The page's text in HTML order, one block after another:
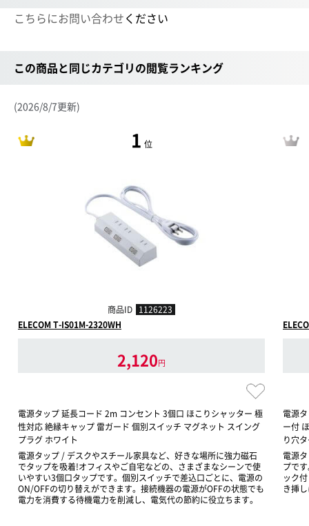
こちらにお問い合わせください
この商品と同じカテゴリの閲覧ランキング
(2026/8/7更新)
1 位
商品ID 1126223
ELECOM T-IS01M-2320WH
2,120円
電源タップ 延長コード 2m コンセント 3個口 ほこりシャッター 極
性対応 絶縁キャップ 雷ガード 個別スイッチ マグネット スイング
プラグ ホワイト
電源タップ / デスクやスチール家具など、好きな場所に強力磁石
でタップを吸着!オフィスやご自宅などの、さまざまなシーンで使
いやすい3個口タップです。個別スイッチで差込口ごとに、電源の
ON/OFFの切り替えができます。接続機器の電源がOFFの状態でも
電力を消費する待機電力を削減し、電気代の節約に役立ちます。
電源
ー付
り穴
電源
プで
ック
き挿